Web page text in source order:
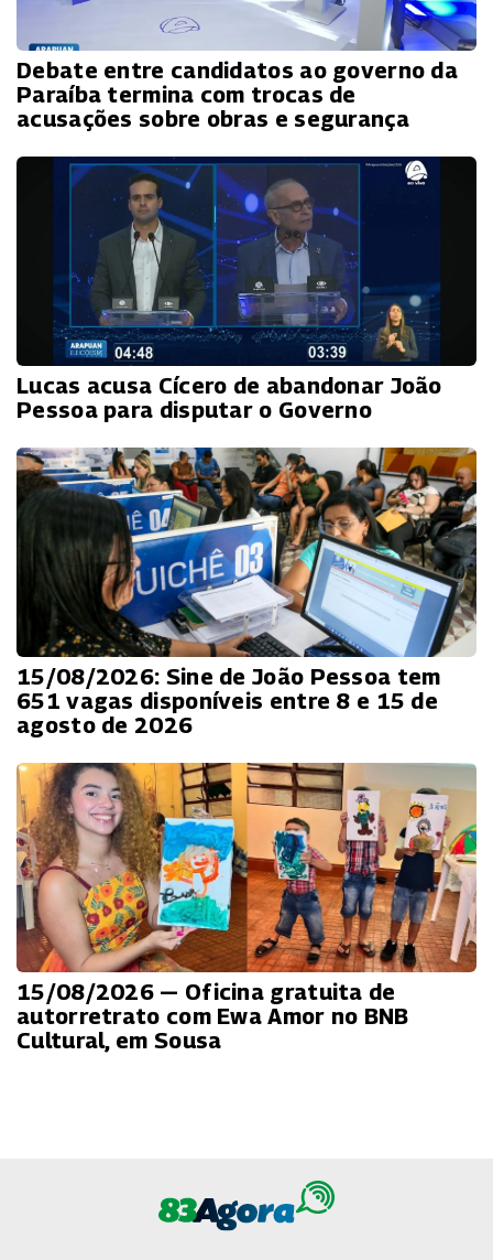
Debate entre candidatos ao governo da
Paraíba termina com trocas de
acusações sobre obras e segurança
Lucas acusa Cícero de abandonar João
Pessoa para disputar o Governo
15/08/2026: Sine de João Pessoa tem
651 vagas disponíveis entre 8 e 15 de
agosto de 2026
15/08/2026 — Oficina gratuita de
autorretrato com Ewa Amor no BNB
Cultural, em Sousa